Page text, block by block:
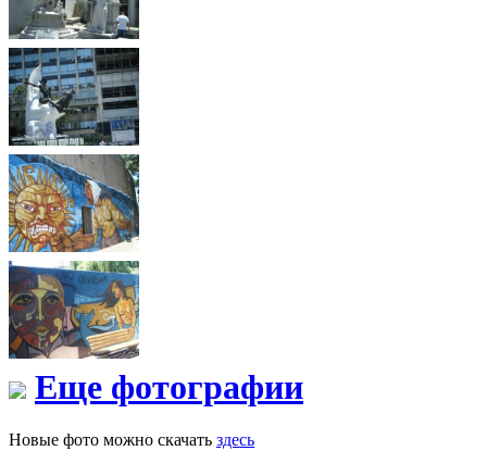
Еще фотографии
Новые фото можно скачать здесь